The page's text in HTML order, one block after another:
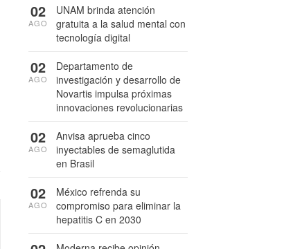
UNAM brinda atención
gratuita a la salud mental con
tecnología digital
02
AGO
Departamento de
investigación y desarrollo de
Novartis impulsa próximas
innovaciones revolucionarias
02
AGO
Anvisa aprueba cinco
inyectables de semaglutida
en Brasil
02
AGO
México refrenda su
compromiso para eliminar la
hepatitis C en 2030
02
AGO